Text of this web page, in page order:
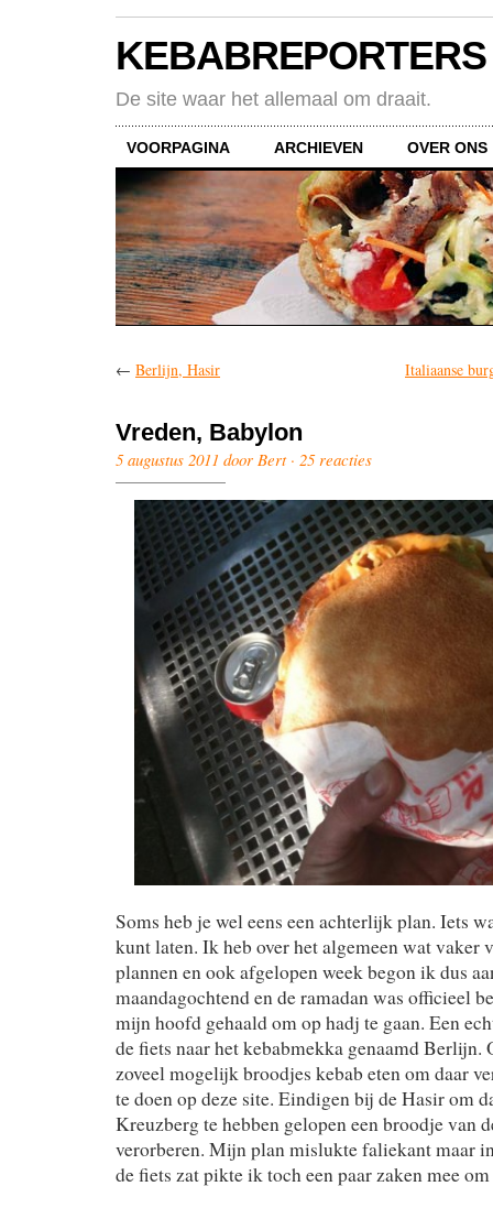
KEBABREPORTERS
De site waar het allemaal om draait.
VOORPAGINA ARCHIEVEN OVER ONS
← Berlijn, Hasir Italiaanse
Vreden, Babylon
5 augustus 2011 door Bert · 25 reacties
Soms heb je wel eens een achterlijk plan. Iets
kunt laten. Ik heb over het algemeen wat vaker
plannen en ook afgelopen week begon ik dus
maandagochtend en de ramadan was officieel
mijn hoofd gehaald om op hadj te gaan. Een
de fiets naar het kebabmekka genaamd Berlijn.
zoveel mogelijk broodjes kebab eten om daar
te doen op deze site. Eindigen bij de Hasir om
Kreuzberg te hebben gelopen een broodje van
verorberen. Mijn plan mislukte faliekant maar
de fiets zat pikte ik toch een paar zaken mee